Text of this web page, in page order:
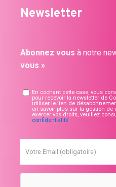
Newsletter
Abonnez vous à notre
vous »
En cochant cette case, vous
pour recevoir la newsletter de
utiliser le lien de
en savoir plus sur la gestion de
exercer vos droits, veuillez
confidentialité.
Votre Email (obligatoire)